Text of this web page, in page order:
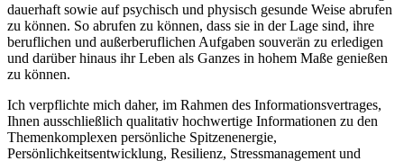
dauerhaft sowie auf psychisch und physisch gesunde Weise abrufen
zu können. So abrufen zu können, dass sie in der Lage sind, ihre
beruflichen und außerberuflichen Aufgaben souverän zu erledigen
und darüber hinaus ihr Leben als Ganzes in hohem Maße genießen
zu können.
Ich verpflichte mich daher, im Rahmen des Informationsvertrages,
Ihnen ausschließlich qualitativ hochwertige Informationen zu den
Themenkomplexen persönliche Spitzenenergie,
Persönlichkeitsentwicklung, Resilienz, Stressmanagement und